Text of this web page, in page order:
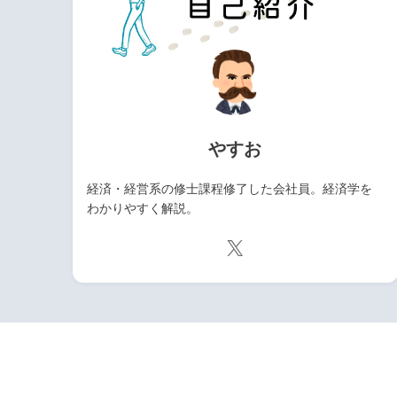
やすお
経済・経営系の修士課程修了した会社員。経済学を
わかりやすく解説。